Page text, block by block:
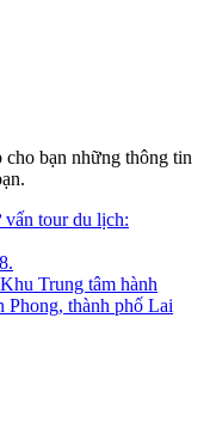
bạn những thông tin
tour du lịch:
Trung tâm hành
thành phố Lai